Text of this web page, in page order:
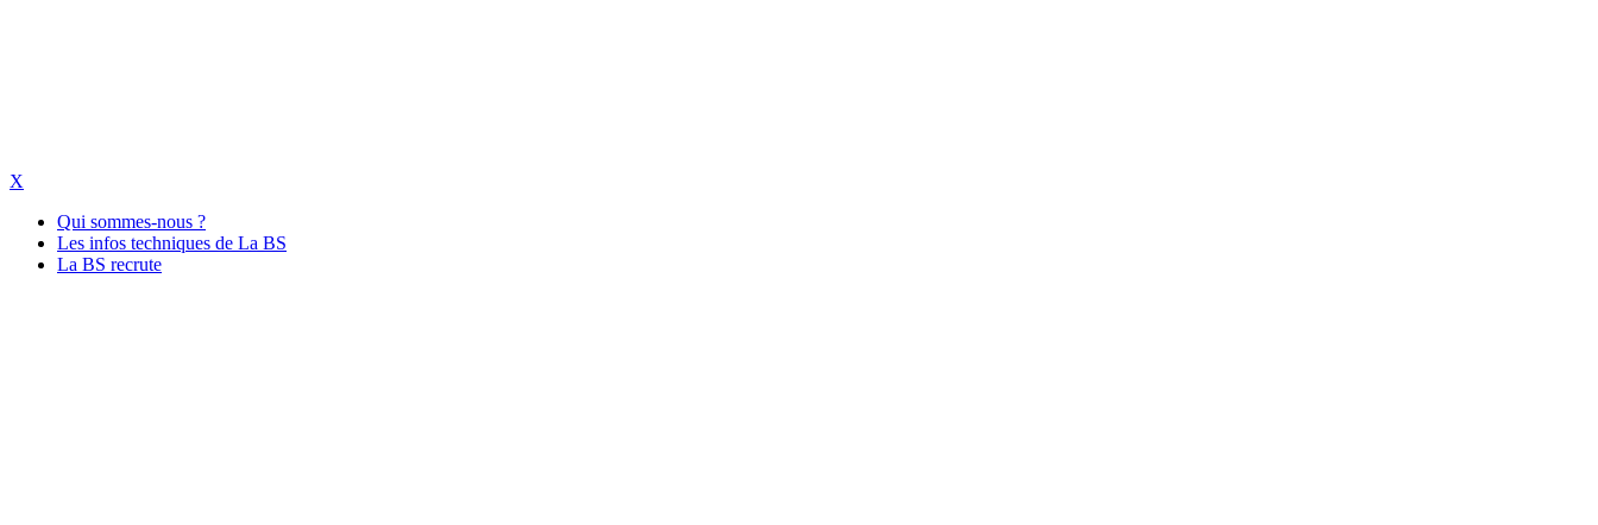
X
Qui sommes-nous ?
Les infos techniques de La BS
La BS recrute